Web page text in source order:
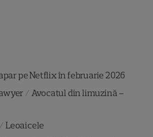
pe Netflix în februarie 2026
/ Avocatul din limuzină –
Leoaicele